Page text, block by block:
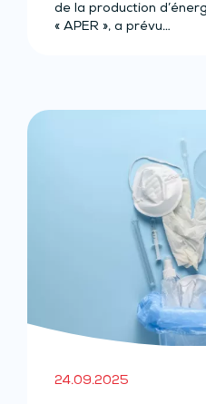
de la production
« APER », a prévu…
24.09.2025